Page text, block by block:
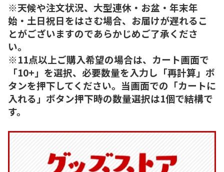
※天候や注文状況、大型連休・お盆・年末年
始・土日祝日をはさむ場合、お届けが遅れるこ
とがございますのであらかじめご了承くださ
い。
※11点以上ご購入希望の場合は、カート画面で
「10+」を選択、必要数量を入力し「再計算」ボ
タンを押下してください。当画面での「カートに
入れる」ボタン押下時の数量選択は1個で結構で
す。